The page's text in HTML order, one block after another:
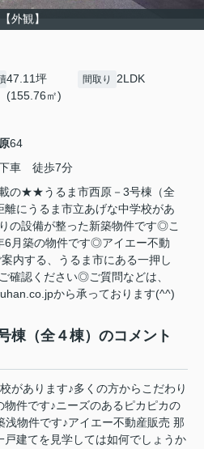
【外観】
47.11坪
(155.76㎡)
間取り 2LDK
64
下車 徒歩7分
の★★うるま市西原－3号棟（全
にうるま市立あげな中学校があ
の設備が整った新築物件です◎こ
6月築の物件です◎アイエー不動
内する、うるま市にある一押し
確認ください◎ご質問などは、
から承っております(^^)
（全４棟）のコメント
があります♪多くの方からこだわり
件です♪ニーズのあるピカピカの
浅物件です♪アイエー不動産販売 那
建てを見学しては如何でしょうか